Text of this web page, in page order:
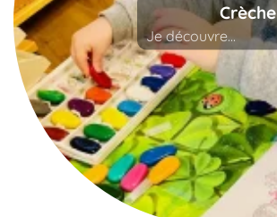
Crèche
Je découvre...